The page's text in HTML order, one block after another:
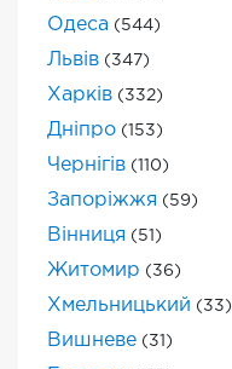
Одеса (544)
Львів (347)
Харків (332)
Дніпро (153)
Чернігів (110)
Запоріжжя (59)
Вінниця (51)
Житомир (36)
Хмельницький (33)
Вишневе (31)